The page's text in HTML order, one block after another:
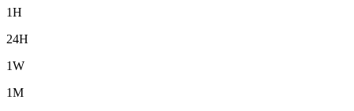
1H
24H
1W
1M